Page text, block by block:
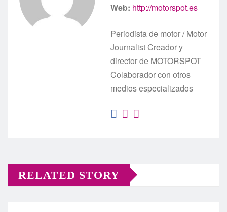
Web: http://motorspot.es
Periodista de motor / Motor
Journalist Creador y
director de MOTORSPOT
Colaborador con otros
medios especializados
RELATED STORY